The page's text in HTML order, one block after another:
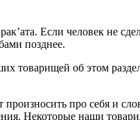
Если человек не
позднее.
товарищей об этом
про себя и
Некоторые наши